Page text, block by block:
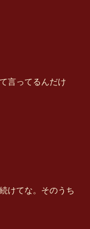
言ってるんだけ
けてな。そのうち